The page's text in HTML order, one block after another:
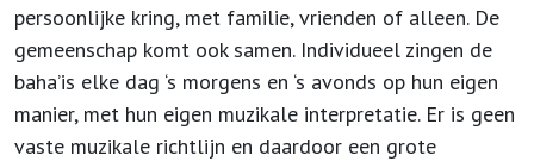
persoonlijke kring, met familie, vrienden of alleen. De
gemeenschap komt ook samen. Individueel zingen de
baha’is elke dag ‘s morgens en ‘s avonds op hun eigen
manier, met hun eigen muzikale interpretatie. Er is geen
vaste muzikale richtlijn en daardoor een grote